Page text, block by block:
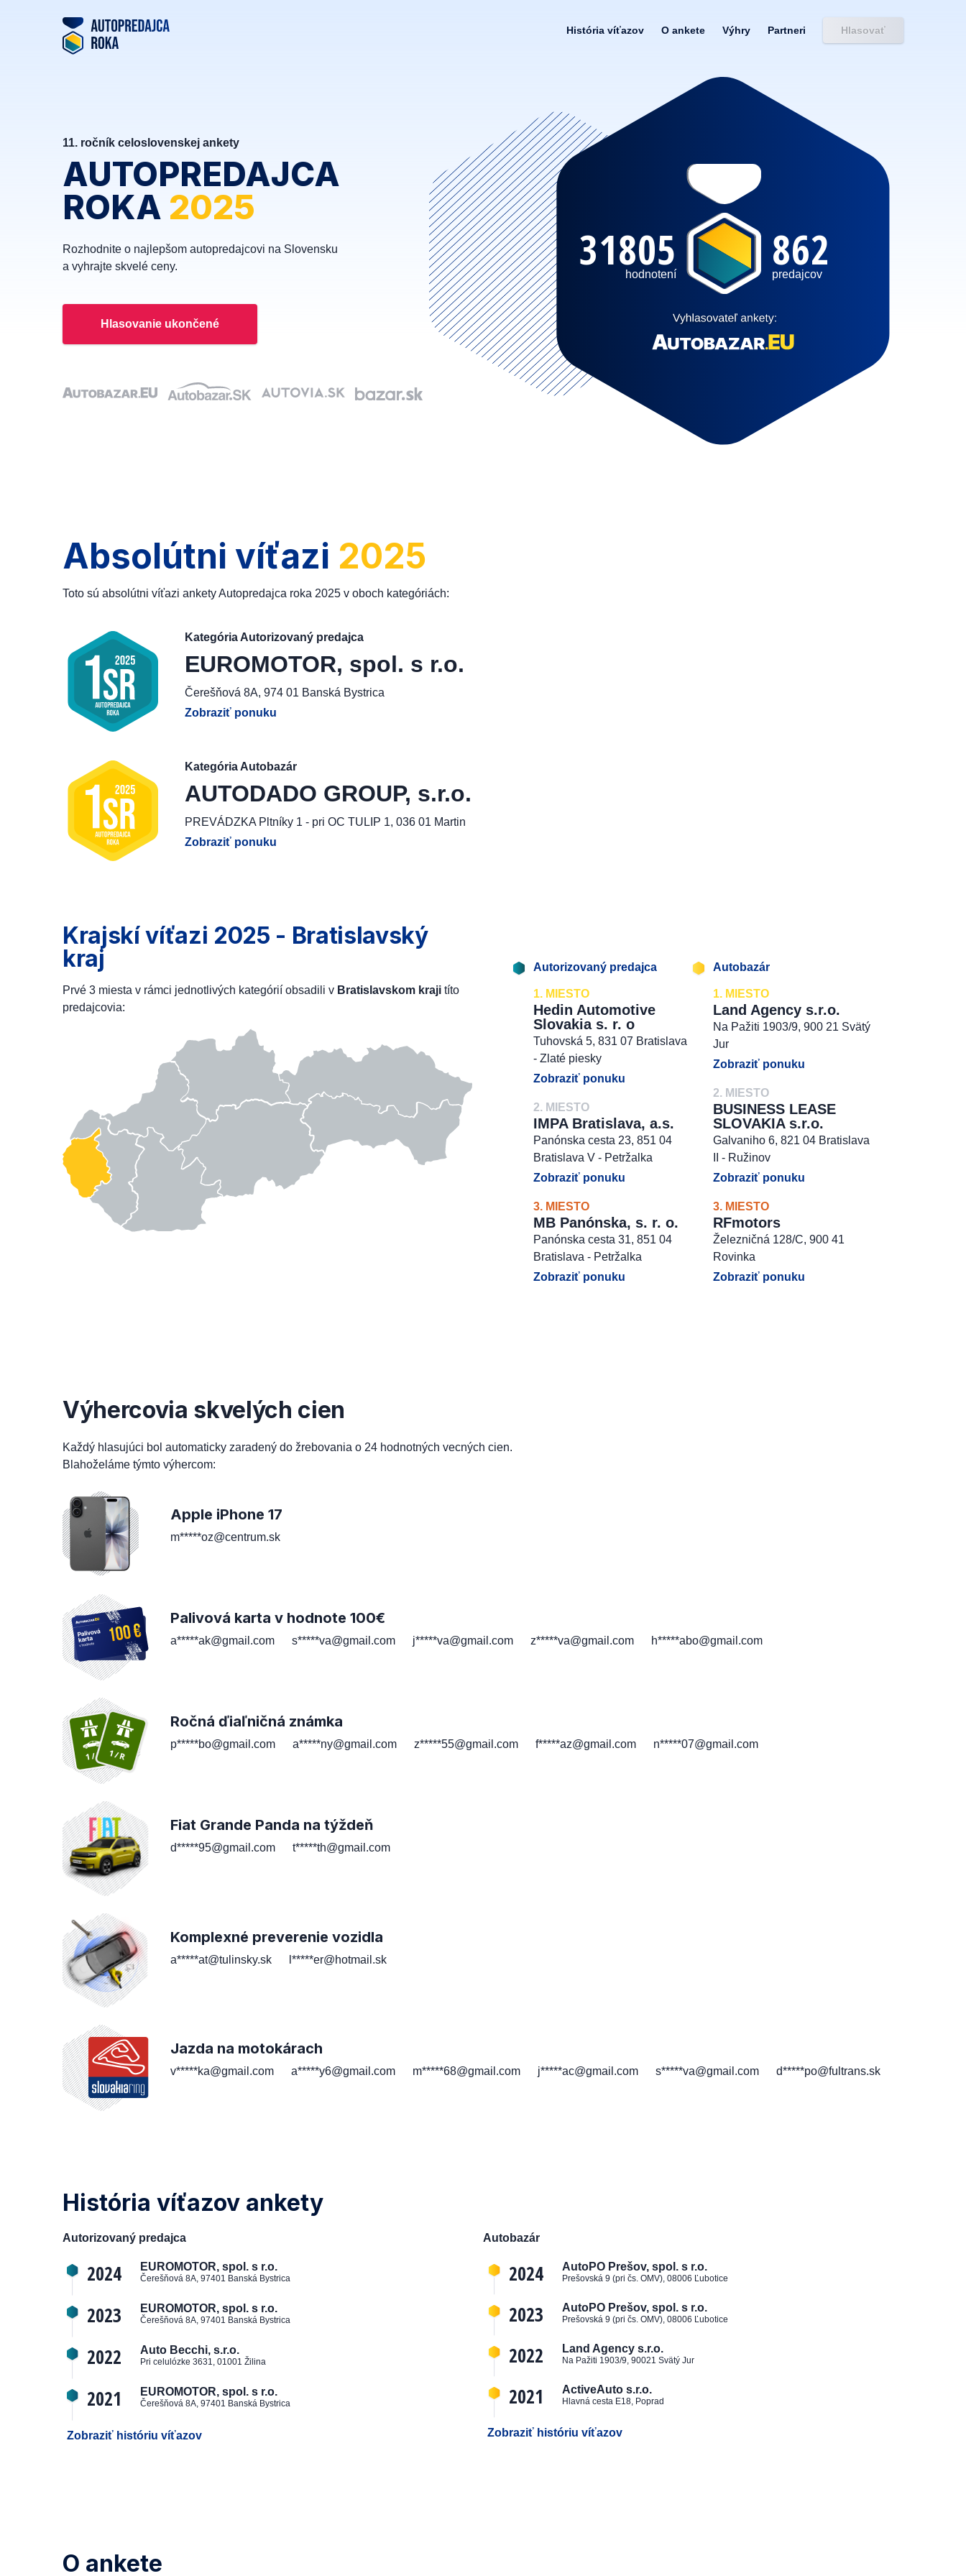
História víťazov O ankete Výhry Partneri Hlasovať
11. ročník celoslovenskej ankety
AUTOPREDAJCA
ROKA 2025
Rozhodnite o najlepšom autopredajcovi na Slovensku
a vyhrajte skvelé ceny.
Hlasovanie ukončené
862
predajcov
31805
hodnotení
Absolútni víťazi 2025
Toto sú absolútni víťazi ankety Autopredajca roka 2025 v oboch kategóriách:
Kategória Autorizovaný predajca
EUROMOTOR, spol. s r.o.
Čerešňová 8A, 974 01 Banská Bystrica
Zobraziť ponuku
Kategória Autobazár
AUTODADO GROUP, s.r.o.
PREVÁDZKA Pltníky 1 - pri OC TULIP 1, 036 01 Martin
Zobraziť ponuku
Krajskí víťazi 2025 - Bratislavský
kraj
Prvé 3 miesta v rámci jednotlivých kategórií obsadili v Bratislavskom kraji títo
predajcovia:
Autorizovaný predajca
1. MIESTO
Hedin Automotive
Slovakia s. r. o
Tuhovská 5, 831 07 Bratislava
- Zlaté piesky
Zobraziť ponuku
2. MIESTO
IMPA Bratislava, a.s.
Panónska cesta 23, 851 04
Bratislava V - Petržalka
Zobraziť ponuku
3. MIESTO
MB Panónska, s. r. o.
Panónska cesta 31, 851 04
Bratislava - Petržalka
Zobraziť ponuku
Autobazár
1. MIESTO
Land Agency s.r.o.
Na Pažiti 1903/9, 900 21 Svätý
Jur
Zobraziť ponuku
2. MIESTO
BUSINESS LEASE
SLOVAKIA s.r.o.
Galvaniho 6, 821 04 Bratislava
II - Ružinov
Zobraziť ponuku
3. MIESTO
RFmotors
Železničná 128/C, 900 41
Rovinka
Zobraziť ponuku
Výhercovia skvelých cien
Každý hlasujúci bol automaticky zaradený do žrebovania o 24 hodnotných vecných cien.
Blahoželáme týmto výhercom:
Apple iPhone 17
m*****oz@centrum.sk
Palivová karta v hodnote 100€
a*****ak@gmail.com s*****va@gmail.com j*****va@gmail.com z*****va@gmail.com h*****abo@gmail.com
Ročná ďiaľničná známka
p*****bo@gmail.com a*****ny@gmail.com z*****55@gmail.com f*****az@gmail.com n*****07@gmail.com
Fiat Grande Panda na týždeň
d*****95@gmail.com t*****th@gmail.com
Komplexné preverenie vozidla
a*****at@tulinsky.sk l*****er@hotmail.sk
Jazda na motokárach
v*****ka@gmail.com a*****y6@gmail.com m*****68@gmail.com j*****ac@gmail.com s*****va@gmail.com d*****po@fultrans.sk
História víťazov ankety
Autorizovaný predajca
2024 EUROMOTOR, spol. s r.o.
Čerešňová 8A, 97401 Banská Bystrica
2023 EUROMOTOR, spol. s r.o.
Čerešňová 8A, 97401 Banská Bystrica
2022 Auto Becchi, s.r.o.
Pri celulózke 3631, 01001 Žilina
2021 EUROMOTOR, spol. s r.o.
Čerešňová 8A, 97401 Banská Bystrica
Zobraziť históriu víťazov
Autobazár
2024 AutoPO Prešov, spol. s r.o.
Prešovská 9 (pri čs. OMV), 08006 Ľubotice
2023 AutoPO Prešov, spol. s r.o.
Prešovská 9 (pri čs. OMV), 08006 Ľubotice
2022 Land Agency s.r.o.
Na Pažiti 1903/9, 90021 Svätý Jur
2021 ActiveAuto s.r.o.
Hlavná cesta E18, Poprad
Zobraziť históriu víťazov
O ankete